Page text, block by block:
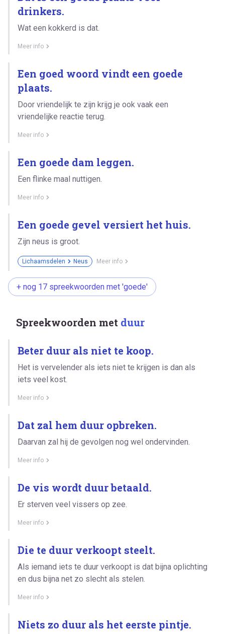
drinkers.
Wat een kokkerd is dat.
Meer info
Een goed woord vindt een goede
plaats.
Door vriendelijk te zijn krijg je ook vaak een
vriendelijke reactie terug.
Meer info
Een goede dam leggen.
Een flinke maal nuttigen.
Meer info
Een goede gevel versiert het huis.
Zijn neus is groot.
Lichaamsdelen Neus Meer info
+ nog 17 spreekwoorden met 'goede'
Spreekwoorden met duur
Beter duur als niet te koop.
Het is vervelender als iets niet te krijgen is dan als
iets veel kost.
Meer info
Dat zal hem duur opbreken.
Daarvan zal hij de gevolgen nog wel ondervinden.
Meer info
De vis wordt duur betaald.
Er sterven veel vissers op zee.
Meer info
Die te duur verkoopt steelt.
Als iemand iets te duur verkoopt is dat bijna oplichting
en dus bijna net zo slecht als stelen.
Meer info
Niets zo duur als het eerste pintje.